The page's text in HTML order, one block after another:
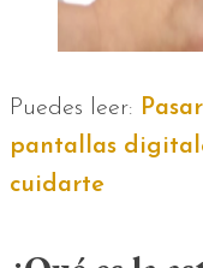
Puedes leer:
pantallas
cuidarte